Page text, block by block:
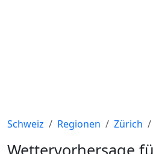
Schweiz Regionen Zürich
Wettervorhersage